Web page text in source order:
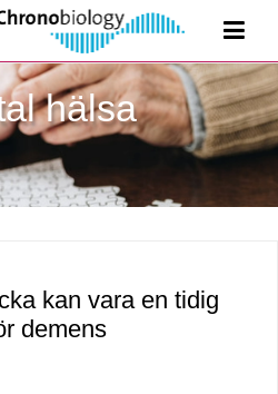
hälsa
kan vara en tidig
demens